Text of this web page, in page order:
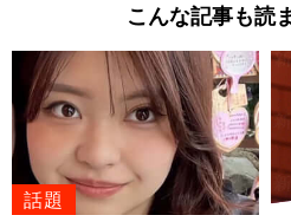
こんな記事も読
話題